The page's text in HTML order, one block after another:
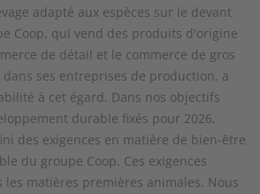
adapté aux espèces sur le devant
Coop, qui vend des produits d'origine
de détail et le commerce de gros
ses entreprises de production, a
à cet égard. Dans nos objectifs
durable fixés pour 2026,
des exigences en matière de bien-être
du groupe Coop. Ces exigences
matières premières animales. Nous